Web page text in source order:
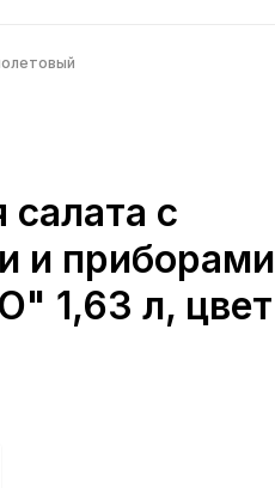
салата с
и приборами
1,63 л, цвет